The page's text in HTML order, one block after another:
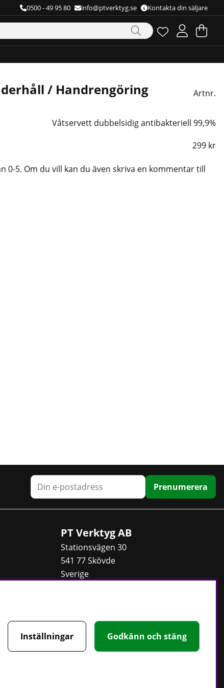
0500 - 49 95 80 info@ptverktyg.se Kontakta din säljare
Önskelista
Antal i
.
.
/ Handrengöring Artnr.
Våtservett dubbelsidig antibakteriell 99,9%
299 kr
0-5. Om du vill kan du även skriva en kommentar till
Prenumerera
PT Verktyg AB
Stationsvägen 30
541 77 Skövde
Sverige
Inställningar Godkänn och stäng